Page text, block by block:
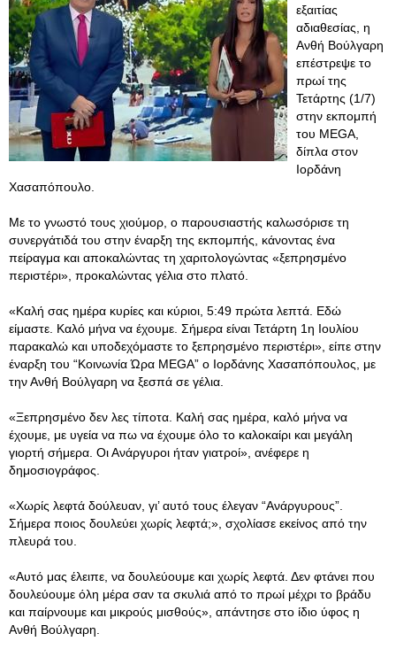
εξαιτίας
αδιαθεσίας, η
Ανθή Βούλγαρη
επέστρεψε το
πρωί της
Τετάρτης (1/7)
στην εκπομπή
του MEGA,
δίπλα στον
Ιορδάνη
Χασαπόπουλο.
Με το γνωστό τους χιούμορ, ο παρουσιαστής καλωσόρισε τη
συνεργάτιδά του στην έναρξη της εκπομπής, κάνοντας ένα
πείραγμα και αποκαλώντας τη χαριτολογώντας «ξεπρησμένο
περιστέρι», προκαλώντας γέλια στο πλατό.
«Καλή σας ημέρα κυρίες και κύριοι, 5:49 πρώτα λεπτά. Εδώ
είμαστε. Καλό μήνα να έχουμε. Σήμερα είναι Τετάρτη 1η Ιουλίου
παρακαλώ και υποδεχόμαστε το ξεπρησμένο περιστέρι», είπε στην
έναρξη του “Κοινωνία Ώρα MEGA” ο Ιορδάνης Χασαπόπουλος, με
την Ανθή Βούλγαρη να ξεσπά σε γέλια.
«Ξεπρησμένο δεν λες τίποτα. Καλή σας ημέρα, καλό μήνα να
έχουμε, με υγεία να πω να έχουμε όλο το καλοκαίρι και μεγάλη
γιορτή σήμερα. Οι Ανάργυροι ήταν γιατροί», ανέφερε η
δημοσιογράφος.
«Χωρίς λεφτά δούλευαν, γι’ αυτό τους έλεγαν “Ανάργυρους”.
Σήμερα ποιος δουλεύει χωρίς λεφτά;», σχολίασε εκείνος από την
πλευρά του.
«Αυτό μας έλειπε, να δουλεύουμε και χωρίς λεφτά. Δεν φτάνει που
δουλεύουμε όλη μέρα σαν τα σκυλιά από το πρωί μέχρι το βράδυ
και παίρνουμε και μικρούς μισθούς», απάντησε στο ίδιο ύφος η
Ανθή Βούλγαρη.